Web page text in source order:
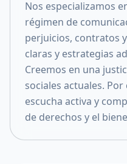
Nos especializamos
régimen de
perjuicios, contratos
claras y estrategias
Creemos en una
sociales actuales.
escucha activa y
de derechos y el